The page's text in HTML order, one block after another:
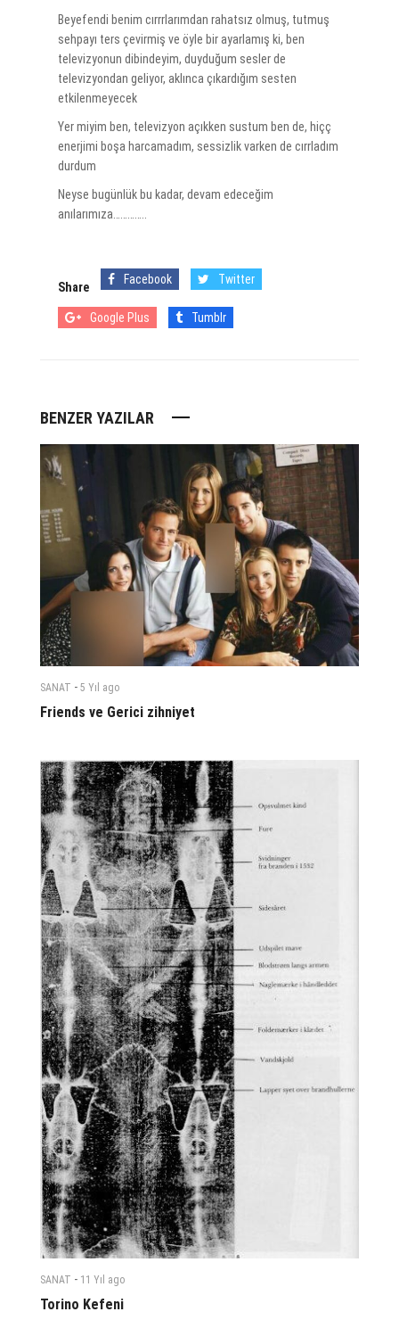
Beyefendi benim cırrrlarımdan rahatsız olmuş, tutmuş
sehpayı ters çevirmiş ve öyle bir ayarlamış ki, ben
televizyonun dibindeyim, duyduğum sesler de
televizyondan geliyor, aklınca çıkardığım sesten
etkilenmeyecek
Yer miyim ben, televizyon açıkken sustum ben de, hiçç
enerjimi boşa harcamadım, sessizlik varken de cırrladım
durdum
Neyse bugünlük bu kadar, devam edeceğim
anılarımıza…………..
Share
Facebook Twitter
Google Plus Tumblr
BENZER YAZILAR
SANAT - 5 Yıl ago
Friends ve Gerici zihniyet
SANAT - 11 Yıl ago
Torino Kefeni